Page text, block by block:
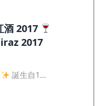
酒 2017
2017
誕生自1...